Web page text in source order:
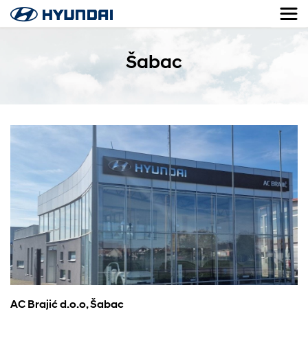
Šabac
AC Brajić d.o.o, Šabac